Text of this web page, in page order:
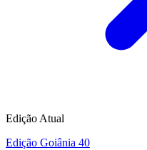
Edição Atual
Edição Goiânia 40